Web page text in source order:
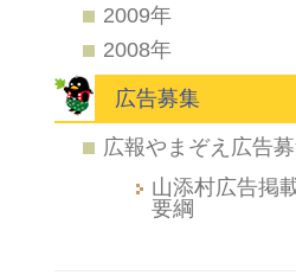
2009年
2008年
広告募集
広報やまぞえ広告
山添村広告掲
要綱